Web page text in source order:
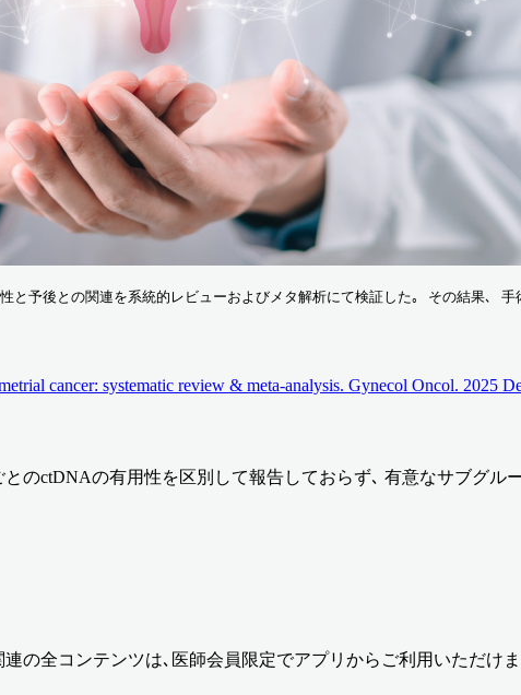
と予後との関連を系統的レビューおよびメタ解析にて検証した｡ その
cancer: systematic review & meta-analysis. Gynecol Oncol. 2025
のctDNAの有用性を区別して報告しておらず､ 有意なサブグル
連の全コンテンツは､医師会員限定でアプリからご利用いただけ